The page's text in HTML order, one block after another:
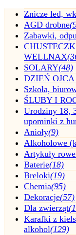
Znicze led,
AGD drobne
Zabawki,
WELLNAX
SOLARY(48)
DZIEŃ OJCA
Szkoła,
ŚLUBY I
Urodziny 18,
upominki z
Anioły(9)
Alkoholowe
Artykuły
Baterie(18)
Breloki(19)
Chemia(95)
Dekoracje(57)
Dla zwierząt
Karafki z
alkohol(129)